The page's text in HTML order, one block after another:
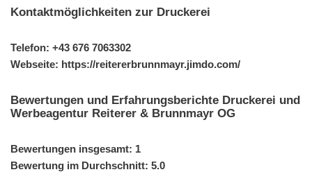
Kontaktmöglichkeiten zur Druckerei
Telefon: +43 676 7063302
Webseite: https://reitererbrunnmayr.jimdo.com/
Bewertungen und Erfahrungsberichte Druckerei und
Werbeagentur Reiterer & Brunnmayr OG
Bewertungen insgesamt: 1
Bewertung im Durchschnitt: 5.0